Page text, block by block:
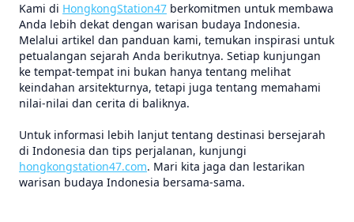
Kami di HongkongStation47 berkomitmen untuk membawa
Anda lebih dekat dengan warisan budaya Indonesia.
Melalui artikel dan panduan kami, temukan inspirasi untuk
petualangan sejarah Anda berikutnya. Setiap kunjungan
ke tempat-tempat ini bukan hanya tentang melihat
keindahan arsitekturnya, tetapi juga tentang memahami
nilai-nilai dan cerita di baliknya.
Untuk informasi lebih lanjut tentang destinasi bersejarah
di Indonesia dan tips perjalanan, kunjungi
hongkongstation47.com. Mari kita jaga dan lestarikan
warisan budaya Indonesia bersama-sama.